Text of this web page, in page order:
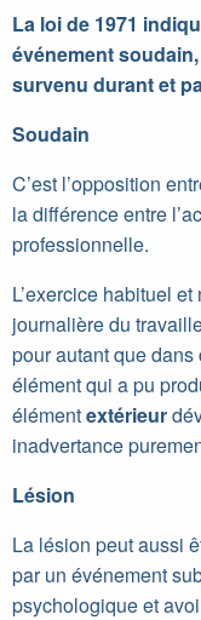
La loi de 1971
événement
survenu durant et
Soudain
C’est l’opposition
la différence entre
professionnelle.
L’exercice habituel
journalière du
pour autant que
élément qui a pu
élémentextérieur
inadvertance
Lésion
La lésion peut aussi
par un événement
psychologique et